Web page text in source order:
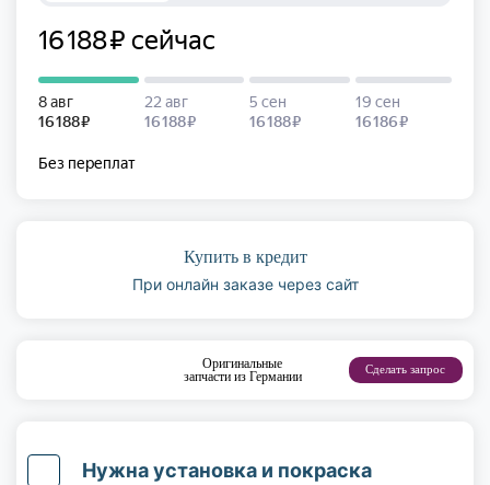
Купить в кредит
При онлайн заказе через сайт
Оригинальные
запчасти из Германии
Сделать запрос
Нужна установка и покраска